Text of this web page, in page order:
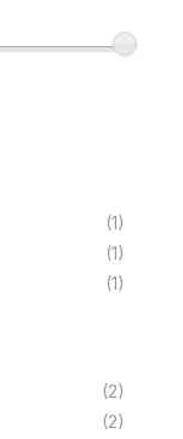
(1)
(1)
(1)
(2)
(2)